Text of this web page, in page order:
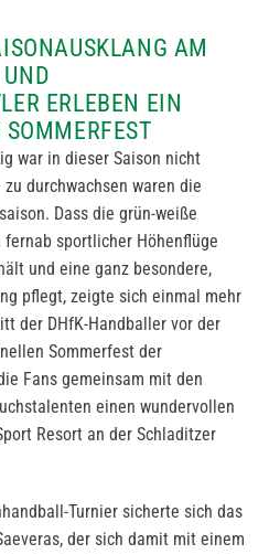
AM
ERLEBEN EIN
war in dieser Saison nicht
durchwachsen waren die
Dass die grün-weiße
sportlicher Höhenflüge
und eine ganz besondere,
pflegt, zeigte sich einmal mehr
der DHfK-Handballer vor der
Sommerfest der
Fans gemeinsam mit den
einen wundervollen
Resort an der Schladitzer
Turnier sicherte sich das
der sich damit mit einem